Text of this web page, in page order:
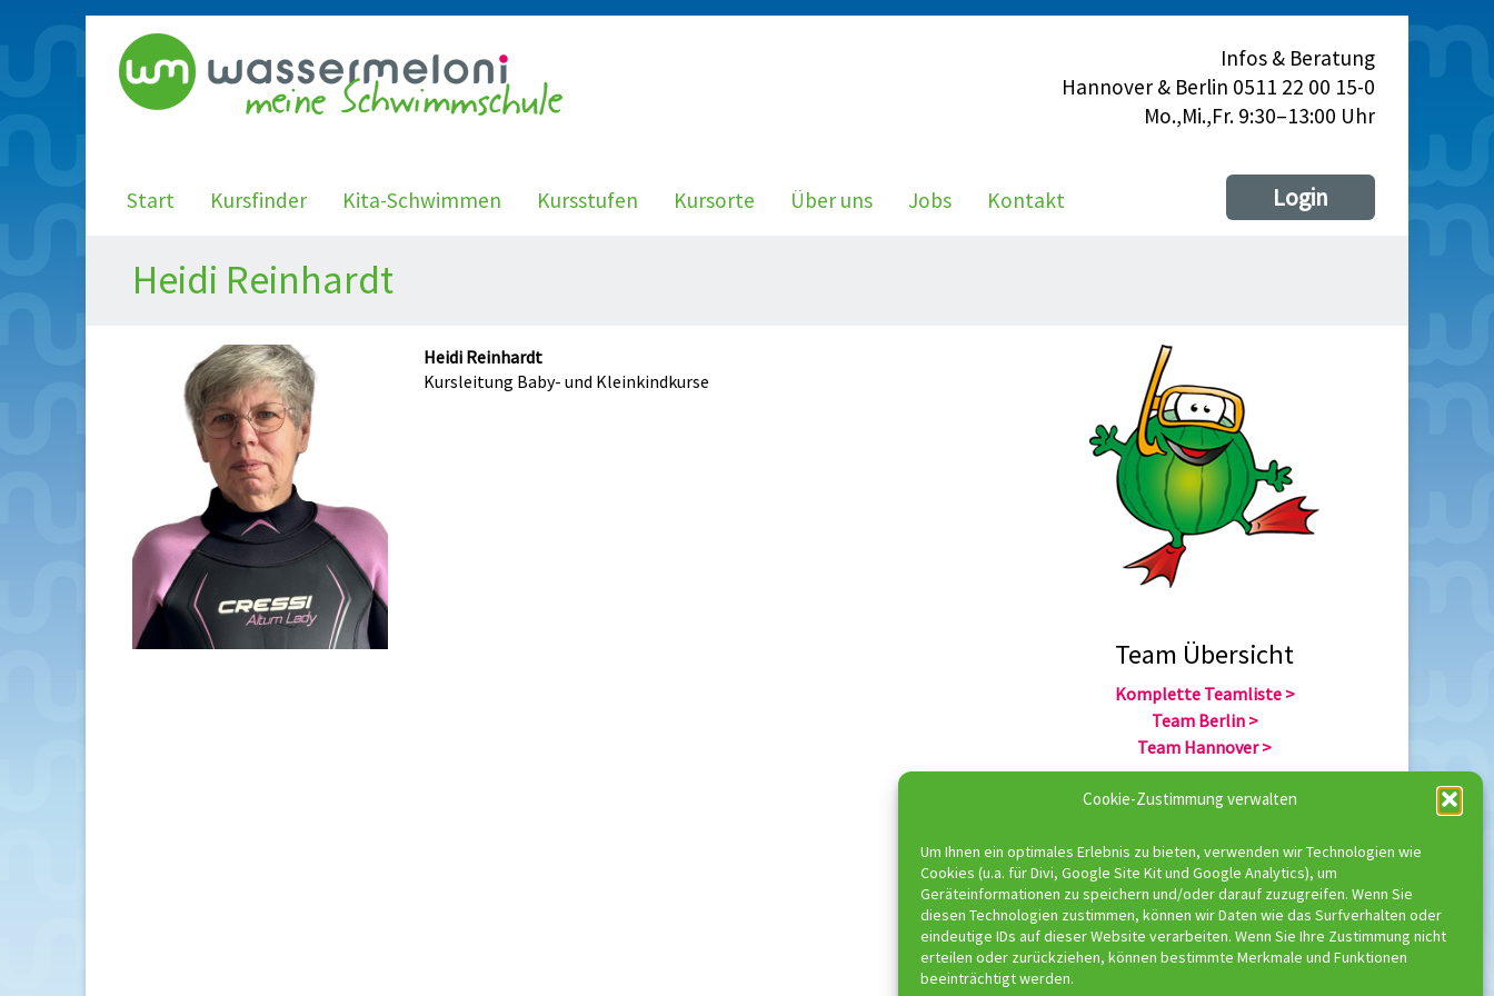
Cookie-Zustimmung verwalten
Um Ihnen ein optimales Erlebnis zu bieten, verwenden wir Technologien wie
Cookies (u.a. für Divi, Google Site Kit und Google Analytics), um
Geräteinformationen zu speichern und/oder darauf zuzugreifen. Wenn Sie
diesen Technologien zustimmen, können wir Daten wie das Surfverhalten oder
eindeutige IDs auf dieser Website verarbeiten. Wenn Sie Ihre Zustimmung nicht
erteilen oder zurückziehen, können bestimmte Merkmale und Funktionen
beeinträchtigt werden.
Infos & Beratung
Hannover & Berlin 0511 22 00 15-0
Mo.,Mi.,Fr. 9:30–13:00 Uhr
Start Kursfinder Kita-Schwimmen Kursstufen Kursorte Über uns Jobs Kontakt Login
Heidi Reinhardt
Heidi Reinhardt
Kursleitung Baby- und Kleinkindkurse
Team Übersicht
Komplette Teamliste >
Team Berlin >
Team Hannover >
Komplette Trainerliste >
Trainer Berlin >
Trainer Hannover >